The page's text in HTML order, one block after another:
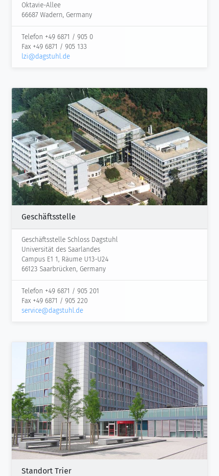
Oktavie-Allee
66687 Wadern, Germany
Telefon +49 6871 / 905 0
Fax +49 6871 / 905 133
lzi@dagstuhl.de
Geschäftsstelle
Geschäftsstelle Schloss Dagstuhl
Universität des Saarlandes
Campus E1 1, Räume U13-U24
66123 Saarbrücken, Germany
Telefon +49 6871 / 905 201
Fax +49 6871 / 905 220
service@dagstuhl.de
Standort Trier